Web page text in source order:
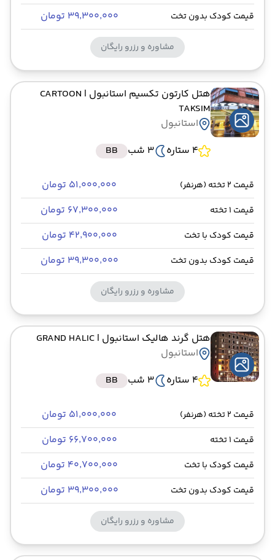
قیمت کودک بدون تخت ۳۹٬۳۰۰٬۰۰۰ تومان
مشاوره و رزرو رایگان
هتل کارتون تکسیم استانبول | CARTOON
TAKSIM
استانبول
4 ستاره
3 شب BB
قیمت 2 تخته (هرنفر) ۵۱٬۰۰۰٬۰۰۰ تومان
قیمت 1 تخته ۶۷٬۳۰۰٬۰۰۰ تومان
قیمت کودک با تخت ۴۲٬۹۰۰٬۰۰۰ تومان
قیمت کودک بدون تخت ۳۹٬۳۰۰٬۰۰۰ تومان
مشاوره و رزرو رایگان
هتل گرند هالیک استانبول | GRAND HALIC
استانبول
4 ستاره
3 شب BB
قیمت 2 تخته (هرنفر) ۵۱٬۰۰۰٬۰۰۰ تومان
قیمت 1 تخته ۶۶٬۷۰۰٬۰۰۰ تومان
قیمت کودک با تخت ۴۰٬۷۰۰٬۰۰۰ تومان
قیمت کودک بدون تخت ۳۹٬۳۰۰٬۰۰۰ تومان
مشاوره و رزرو رایگان